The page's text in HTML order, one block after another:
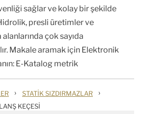
sağlar ve kolay bir şekilde
presli üretimler ve
çok sayıda
Makale aramak için Elektronik
E-Katalog metrik
› STATIK SIZDIRMAZLAR ›
KEÇESI